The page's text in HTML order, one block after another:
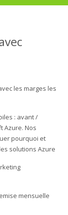
les marges les
: avant /
Azure. Nos
pourquoi et
solutions Azure
mensuelle